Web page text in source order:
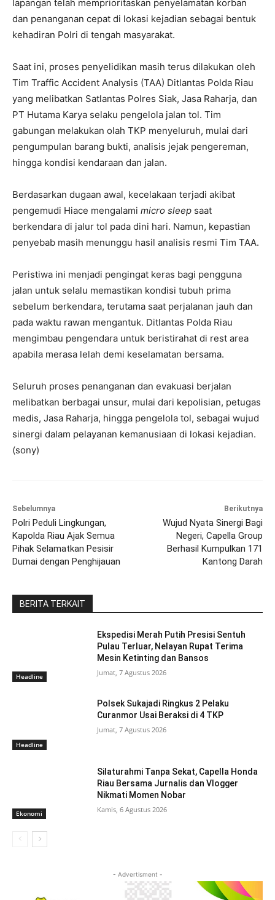
lapangan telah memprioritaskan penyelamatan korban
dan penanganan cepat di lokasi kejadian sebagai bentuk
kehadiran Polri di tengah masyarakat.
Saat ini, proses penyelidikan masih terus dilakukan oleh
Tim Traffic Accident Analysis (TAA) Ditlantas Polda Riau
yang melibatkan Satlantas Polres Siak, Jasa Raharja, dan
PT Hutama Karya selaku pengelola jalan tol. Tim
gabungan melakukan olah TKP menyeluruh, mulai dari
pengumpulan barang bukti, analisis jejak pengereman,
hingga kondisi kendaraan dan jalan.
Berdasarkan dugaan awal, kecelakaan terjadi akibat
pengemudi Hiace mengalami micro sleep saat
berkendara di jalur tol pada dini hari. Namun, kepastian
penyebab masih menunggu hasil analisis resmi Tim TAA.
Peristiwa ini menjadi pengingat keras bagi pengguna
jalan untuk selalu memastikan kondisi tubuh prima
sebelum berkendara, terutama saat perjalanan jauh dan
pada waktu rawan mengantuk. Ditlantas Polda Riau
mengimbau pengendara untuk beristirahat di rest area
apabila merasa lelah demi keselamatan bersama.
Seluruh proses penanganan dan evakuasi berjalan
melibatkan berbagai unsur, mulai dari kepolisian, petugas
medis, Jasa Raharja, hingga pengelola tol, sebagai wujud
sinergi dalam pelayanan kemanusiaan di lokasi kejadian.
(sony)
Sebelumnya
Polri Peduli Lingkungan,
Kapolda Riau Ajak Semua
Pihak Selamatkan Pesisir
Dumai dengan Penghijauan
Berikutnya
Wujud Nyata Sinergi Bagi
Negeri, Capella Group
Berhasil Kumpulkan 171
Kantong Darah
BERITA TERKAIT
Headline
Ekspedisi Merah Putih Presisi Sentuh
Pulau Terluar, Nelayan Rupat Terima
Mesin Ketinting dan Bansos
Jumat, 7 Agustus 2026
Headline
Polsek Sukajadi Ringkus 2 Pelaku
Curanmor Usai Beraksi di 4 TKP
Jumat, 7 Agustus 2026
Ekonomi
Silaturahmi Tanpa Sekat, Capella Honda
Riau Bersama Jurnalis dan Vlogger
Nikmati Momen Nobar
Kamis, 6 Agustus 2026
- Advertisment -